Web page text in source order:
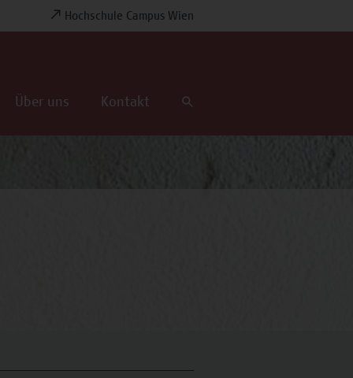
Hochschule Campus Wien
Über uns Kontakt